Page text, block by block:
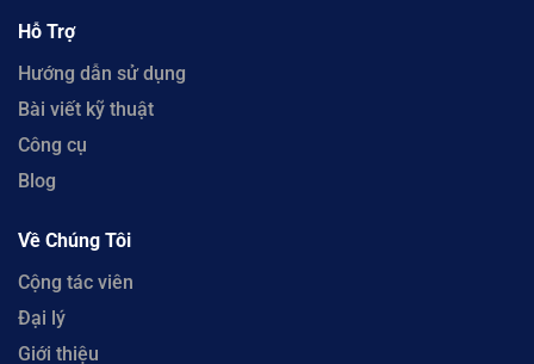
Hỗ Trợ
Hướng dẫn sử dụng
Bài viết kỹ thuật
Công cụ
Blog
Về Chúng Tôi
Cộng tác viên
Đại lý
Giới thiệu